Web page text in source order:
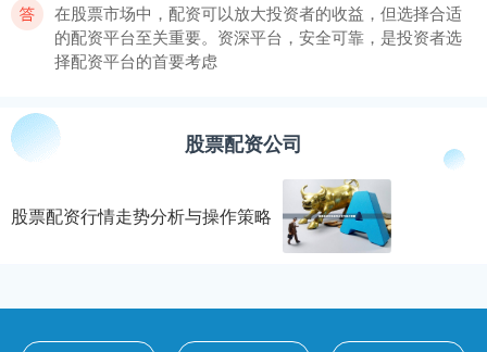
在股票市场中，配资可以放大投资者的收益，但选择合适
的配资平台至关重要。资深平台，安全可靠，是投资者选
择配资平台的首要考虑
炒股配资 加入股票配资群，把握投资先机，稳健增值
2025-08-24
在瞬息万变的股市中炒股配资，把握投资先机至关重要。
加入股票配资群炒股配资，可以为您提供以下优势： 该平
全
股票配资公司 2024-11-29
股票配资公司
股票配资行情走势分析与操作策略